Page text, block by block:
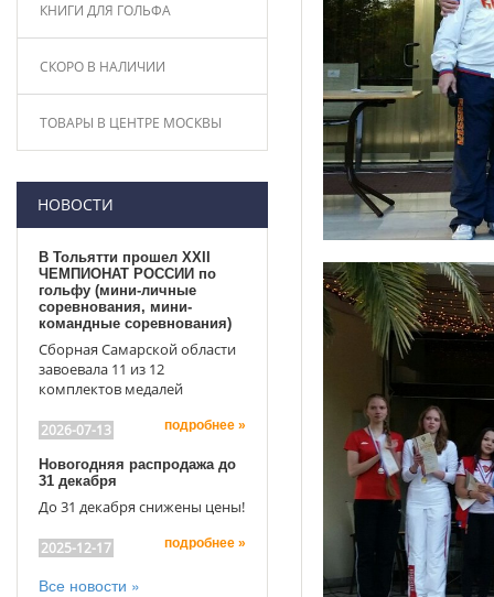
КНИГИ ДЛЯ ГОЛЬФА
СКОРО В НАЛИЧИИ
ТОВАРЫ В ЦЕНТРЕ МОСКВЫ
НОВОСТИ
В Тольятти прошел XXII
ЧЕМПИОНАТ РОССИИ по
гольфу (мини-личные
соревнования, мини-
командные соревнования)
Сборная Самарской области
завоевала 11 из 12
комплектов медалей
2026-07-13 подробнее »
Новогодняя распродажа до
31 декабря
До 31 декабря снижены цены!
2025-12-17 подробнее »
Все новости »